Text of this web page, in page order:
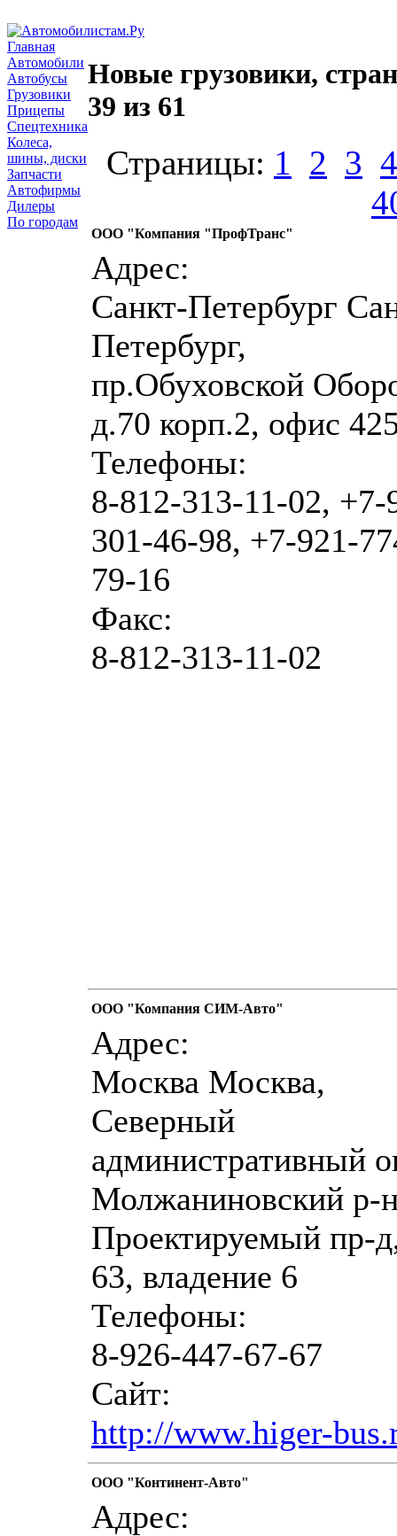
Главная
Автомобили
Автобусы
Грузовики
Прицепы
Спецтехника
Колеса,
шины, диски
Запчасти
Автофирмы
Дилеры
По городам
Новые грузовики,
39 из 61
Страницы: 1 2 3 4
ООО "Компания "ПрофТранс"
Адрес:
Санкт-Петербург
Петербург,
пр.Обуховской
д.70 корп.2, офис
Телефоны:
8-812-313-11-02, +7-
301-46-98, +7-921-
79-16
Факс:
8-812-313-11-02
ООО "Компания СИМ-Авто"
Адрес:
Москва Москва,
Северный
административный
Молжаниновский р-
Проектируемый пр-
63, владение 6
Телефоны:
8-926-447-67-67
Сайт:
http://www.higer-
ООО "Континент-Авто"
Адрес: